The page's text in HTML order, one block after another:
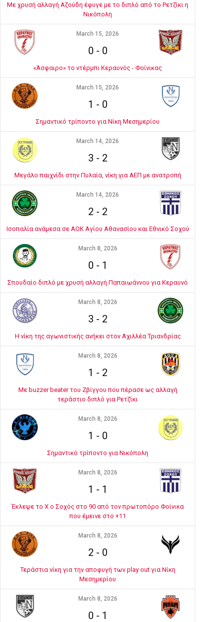
Με χρυσή αλλαγή Αζούδη έφυγε με το διπλό από το Ρετζίκι η
Νικόπολη
March 15, 2026
0 - 0
«Άσφαιρο» το ντέρμπι Κεραυνός - Φοίνικας
March 15, 2026
1 - 0
Σημαντικό τρίποντο για Νίκη Μεσημερίου
March 14, 2026
3 - 2
Μεγάλο παιχνίδι στην Πυλαία, νίκη για ΑΕΠ με ανατροπή
March 14, 2026
2 - 2
Ισοπαλία ανάμεσα σε ΑΟΚ Αγίου Αθανασίου και Εθνικό Σοχού
March 8, 2026
0 - 1
Σπουδαίο διπλό με χρυσή αλλαγή Παπαιωάννου για Κεραυνό
March 8, 2026
3 - 2
Η νίκη της αγωνιστικής ανήκει στον Αχιλλέα Τριανδρίας
March 8, 2026
1 - 2
Με buzzer beater του Ζβίγγου που πέρασε ως αλλαγή
τεράστιο διπλό για Ρετζίκι
March 8, 2026
1 - 0
Σημαντικό τρίποντο για Νικόπολη
March 8, 2026
1 - 1
Έκλεψε το Χ ο Σοχός στο 90 από τον πρωτοπόρο Φοίνικα
που έμεινε στο +11
March 8, 2026
2 - 0
Τεράστια νίκη για την αποφυγή των play out για Νίκη
Μεσημερίου
March 8, 2026
0 - 1